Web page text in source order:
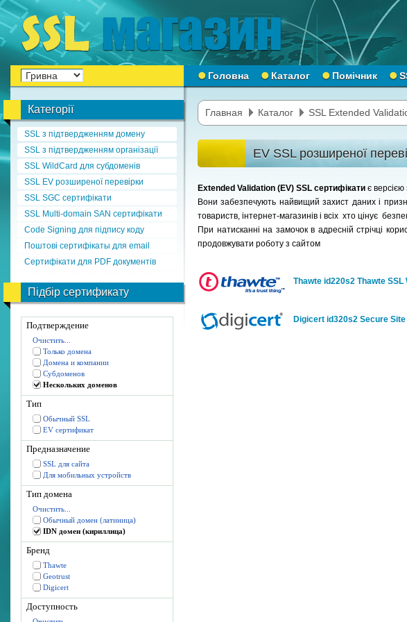
Головна Каталог Помічник
Категорії
SSL з підтвердженням домену
SSL з підтвердженням організації
SSL WildCard для субдоменів
SSL EV розширеної перевірки
SSL SGC сертифікати
SSL Multi-domain SAN сертифікати
Code Signing для підпису коду
Поштові сертифікаты для email
Сертифікати для PDF документів
Підбір сертификату
Подтверждение
Очистить...
Только домена
Домена и компании
Субдоменов
Нескольких доменов
Тип
Обычный SSL
EV сертификат
Предназначение
SSL для сайта
Для мобильных устройств
Тип домена
Очистить...
Обычный домен (латиница)
IDN домен (кириллица)
Бренд
Thawte
Geotrust
Digicert
Доступность
Главная Каталог SSL Extended
EV SSL розширеної
Extended Validation (EV) SSL сертифікати є
Вони забезпечують найвищий захист даних і
товариств, інтернет-магазинів і всіх хто цінує
При натисканні на замочок в адресній стрічці
продовжувати роботу з сайтом
Thawte id220s2 Thawte SSL
Digicert id320s2 Secure Site